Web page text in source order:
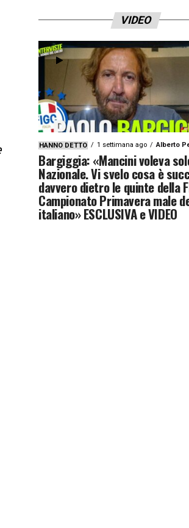
VIDEO
HANNO DETTO 1 settimana ago Alberto
Bargiggia: «Mancini voleva
Nazionale. Vi svelo cosa è
davvero dietro le quinte della
Campionato Primavera male
italiano» ESCLUSIVA e VIDEO